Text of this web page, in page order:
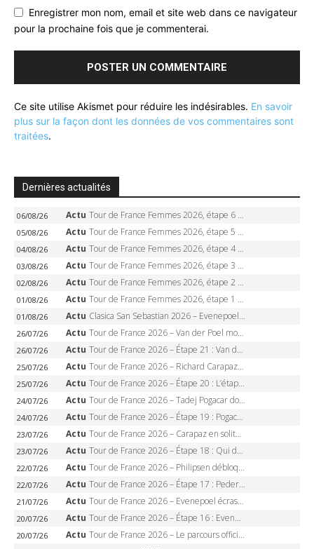
Enregistrer mon nom, email et site web dans ce navigateur
pour la prochaine fois que je commenterai.
Ce site utilise Akismet pour réduire les indésirables. En savoir
plus sur la façon dont les données de vos commentaires sont
traitées.
Dernières actualités
06/08/26 Actu Tour de France Femmes 2026, étape 6 – Kim Le Court-Pienaar gagne à Tournon, Reusser en jaune
05/08/26 Actu Tour de France Femmes 2026, étape 5 – Demi Vollering gagne à Belleville, Reusser en jaune, Ferrand-Prévot coule
04/08/26 Actu Tour de France Femmes 2026, étape 4 – Marlen Reusser écrase le chrono, Ferrand-Prévot en crise
03/08/26 Actu Tour de France Femmes 2026, étape 3 – Sigrid Haugset en solitaire, 88 km d’échappée, maillot jaune
02/08/26 Actu Tour de France Femmes 2026, étape 2 – Lorena Wiebes doublé à Genève, Markus héroïque, 7e record
01/08/26 Actu Tour de France Femmes 2026, étape 1 – Lorena Wiebes intouchable à Lausanne, premier maillot jaune
01/08/26 Actu Clasica San Sebastian 2026 – Evenepoel recordman, 4e victoire, Carapaz battu au sprint
26/07/26 Actu Tour de France 2026 – Van der Poel monumental à Paris, Pogacar égale le record des cinq sacres
26/07/26 Actu Tour de France 2026 – Étape 21 : Van der Poel, Pogacar, qui succédera à Wout van Aert sur les Champs-Elysées ?
25/07/26 Actu Tour de France 2026 – Richard Carapaz roi des Alpes, doublé et maillot à pois, Seixas perd le podium
25/07/26 Actu Tour de France 2026 – Étape 20 : L’étape reine, Galibier, Sarenne, Alpe d’Huez, qui succédera à Pogacar ?
24/07/26 Actu Tour de France 2026 – Tadej Pogacar dompte l’Alpe d’Huez, 5e victoire, record de Pantani pulvérisé
24/07/26 Actu Tour de France 2026 – Étape 19 : Pogacar peut-il enfin dompter l’Alpe d’Huez ?
23/07/26 Actu Tour de France 2026 – Carapaz en solitaire à Orcières-Merlette, Paret-Peintre à un point du maillot à pois
23/07/26 Actu Tour de France 2026 – Étape 18 : Qui domptera Orcières-Merlette, première marche vers l’Alpe d’Huez ?
22/07/26 Actu Tour de France 2026 – Philipsen débloque son compteur à Voiron, Pedersen en danger pour le maillot vert
22/07/26 Actu Tour de France 2026 – Étape 17 : Pedersen peut-il verrouiller le maillot vert à Voiron ?
21/07/26 Actu Tour de France 2026 – Evenepoel écrase le chrono d’Évian, Seixas 4e, Lipowitz abandonne
20/07/26 Actu Tour de France 2026 – Étape 16 : Evenepoel, Pogacar, Ganna… qui domptera le chrono d’Évian pour redessiner le podium ?
20/07/26 Actu Tour de France 2026 – Le parcours officiel complet : 21 étapes, profils, carte et dates